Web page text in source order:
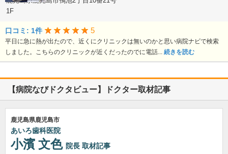
1F
口コミ: 1件 5
平日に急に熱が出たので、近くにクリニックは無いのかと思い病院ナビで検索
しました。こちらのクリニックが近くだったのでに電話... 続きを読む
【病院なびドクタビュー】ドクター取材記事
鹿児島県鹿児島市
あいろ歯科医院
小濱 文色 院長 取材記事